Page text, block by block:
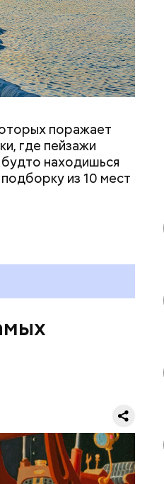
поражает
где пейзажи
находишься
из 10 мест
с работы в
Inditex,
по задумке
ценам.
МИЛЛИАРДЕРЫ